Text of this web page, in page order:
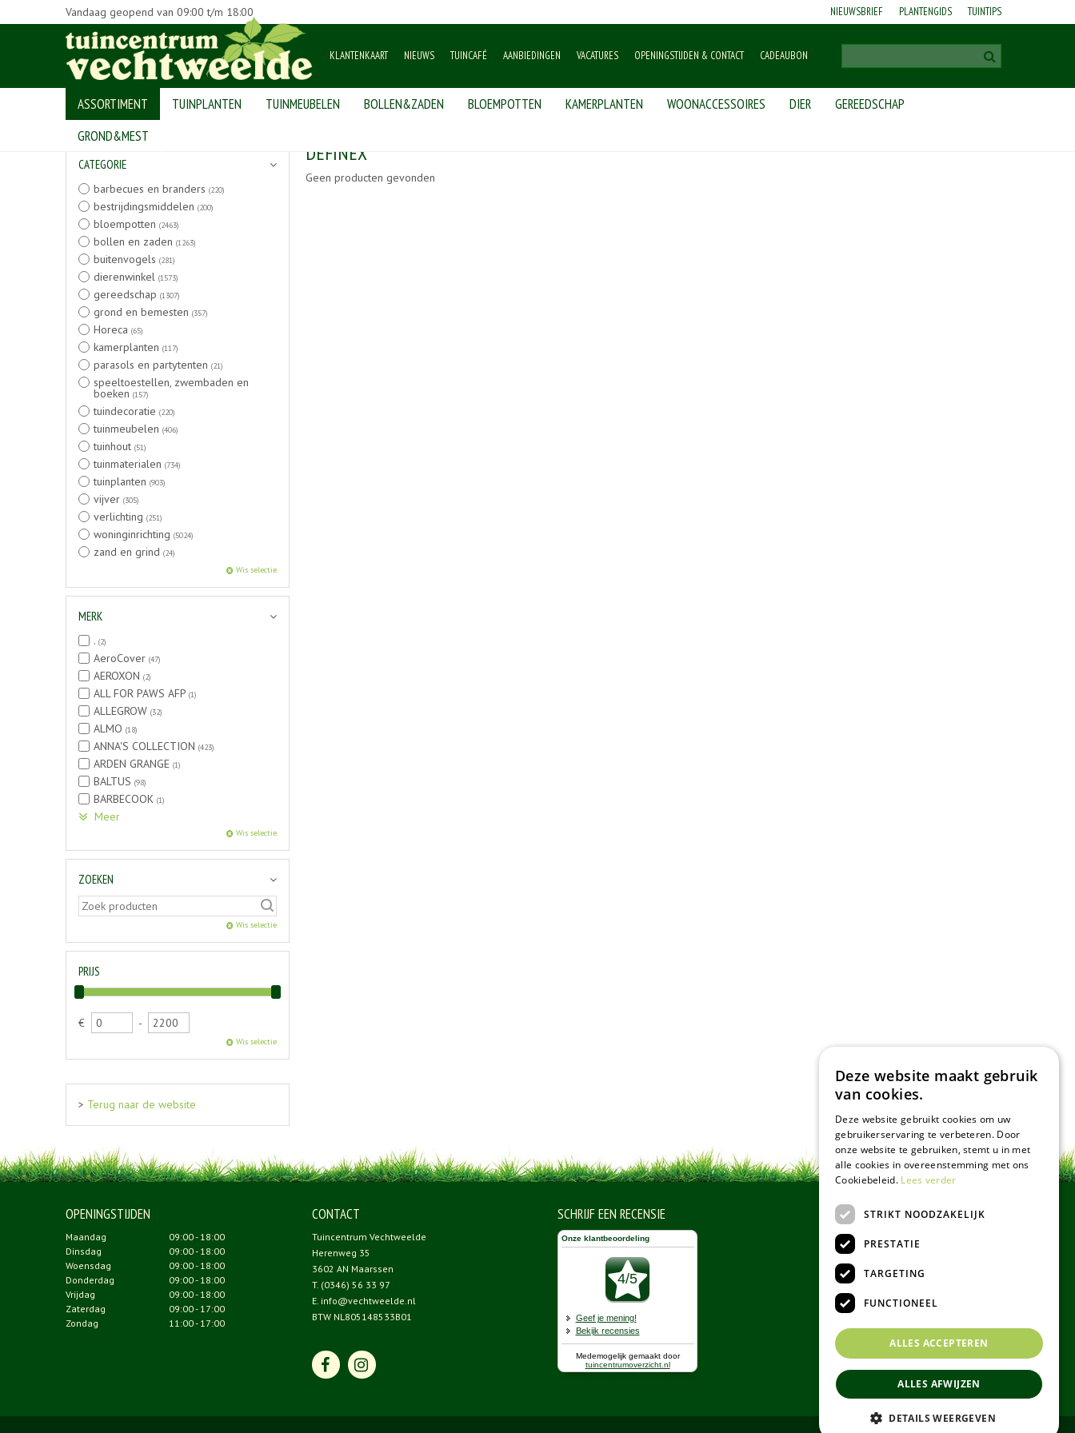
Home > Producten
Vandaag geopend van 09:00 t/m 18:00 NIEUWSBRIEF PLANTENGIDS TUINTIPS
KLANTENKAART NIEUWS TUINCAFÉ AANBIEDINGEN VACATURES OPENINGSTIJDEN & CONTACT CADEAUBON
ASSORTIMENT TUINPLANTEN TUINMEUBELEN BOLLEN&ZADEN BLOEMPOTTEN KAMERPLANTEN WOONACCESSOIRES DIER
GEREEDSCHAP
GROND&MEST
DEFINEX
Geen producten gevonden
CATEGORIE
barbecues en branders (220)
bestrijdingsmiddelen (200)
bloempotten (2463)
bollen en zaden (1263)
buitenvogels (281)
dierenwinkel (1573)
gereedschap (1307)
grond en bemesten (357)
Horeca (65)
kamerplanten (117)
parasols en partytenten (21)
speeltoestellen, zwembaden en
boeken (157)
tuindecoratie (220)
tuinmeubelen (406)
tuinhout (51)
tuinmaterialen (734)
tuinplanten (903)
vijver (305)
verlichting (251)
woninginrichting (5024)
zand en grind (24)
Wis selectie
MERK
. (2)
AeroCover (47)
AEROXON (2)
ALL FOR PAWS AFP (1)
ALLEGROW (32)
ALMO (18)
ANNA'S COLLECTION (423)
ARDEN GRANGE (1)
BALTUS (98)
BARBECOOK (1)
Meer
Wis selectie
ZOEKEN
Wis selectie
PRIJS
€ -
Wis selectie
> Terug naar de website
OPENINGSTIJDEN
Maandag
09:00 - 18:00
Dinsdag
09:00 - 18:00
Woensdag
09:00 - 18:00
Donderdag
09:00 - 18:00
Vrijdag
09:00 - 18:00
Zaterdag
09:00 - 17:00
Zondag
11:00 - 17:00
CONTACT
Tuincentrum Vechtweelde
Herenweg 35
3602 AN Maarssen
T. (0346) 56 33 97
E. info@vechtweelde.nl
BTW NL805148533B01
SCHRIJF EEN RECENSIE
Deze website maakt gebruik
van cookies.
Deze website gebruikt cookies om uw
gebruikerservaring te verbeteren. Door
onze website te gebruiken, stemt u in met
alle cookies in overeenstemming met ons
Cookiebeleid. Lees verder
STRIKT NOODZAKELIJK
PRESTATIE
TARGETING
FUNCTIONEEL
ALLES ACCEPTEREN
ALLES AFWIJZEN
DETAILS WEERGEVEN